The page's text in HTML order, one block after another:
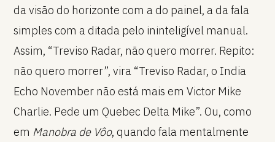
da visão do horizonte com a do painel, a da fala
simples com a ditada pelo ininteligível manual.
Assim, “Treviso Radar, não quero morrer. Repito:
não quero morrer”, vira “Treviso Radar, o India
Echo November não está mais em Victor Mike
Charlie. Pede um Quebec Delta Mike”. Ou, como
em Manobra de Vôo, quando fala mentalmente